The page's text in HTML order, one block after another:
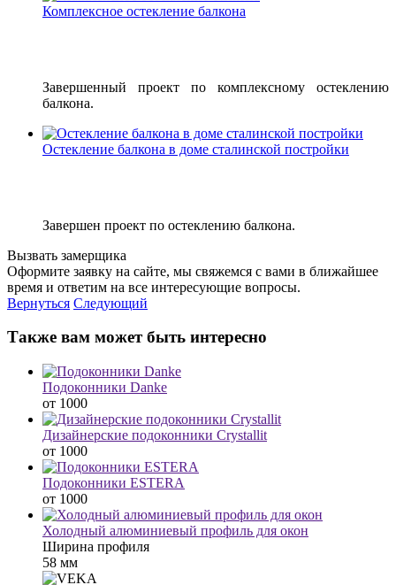
Комплексное остекление балкона
Завершенный проект по комплексному остеклению
балкона.
Остекление балкона в доме сталинской постройки
Завершен проект по остеклению балкона.
Вызвать замерщика
Оформите заявку на сайте, мы свяжемся с вами в ближайшее
время и ответим на все интересующие вопросы.
Вернуться Следующий
Также вам может быть интересно
Подоконники Danke
от 1000
Дизайнерские подоконники Crystallit
от 1000
Подоконники ESTERA
от 1000
Холодный алюминиевый профиль для окон
Ширина профиля
58 мм